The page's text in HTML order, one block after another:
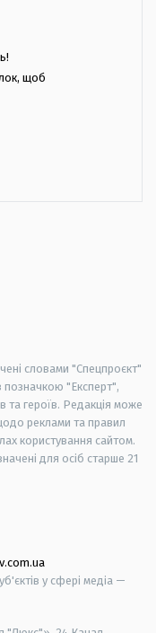
щоб
словами "Спецпроєкт"
позначкою "Експерт",
та героїв. Редакція може
реклами та правил
користування сайтом.
для осіб старше 21
у сфері медіа —